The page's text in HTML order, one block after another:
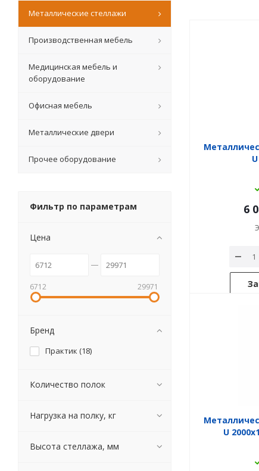
6
U
Металлические стеллажи
Производственная мебель
Медицинская мебель и
оборудование
Офисная мебель
Металлические двери
Прочее оборудование
Фильтр по параметрам
Цена
6712 29971
Бренд
Практик (18)
Количество полок
Нагрузка на полку, кг
Высота стеллажа, мм